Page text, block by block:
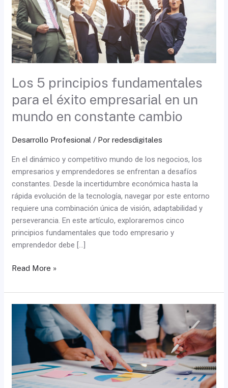
Los 5 principios fundamentales
para el éxito empresarial en un
mundo en constante cambio
Desarrollo Profesional / Porredesdigitales
En el dinámico y competitivo mundo de los negocios, los
empresarios y emprendedores se enfrentan a desafíos
constantes. Desde la incertidumbre económica hasta la
rápida evolución de la tecnología, navegar por este entorno
requiere una combinación única de visión, adaptabilidad y
perseverancia. En este artículo, exploraremos cinco
principios fundamentales que todo empresario y
emprendedor debe […]
éxito
empresarial
en
un
mundo
constante
Read More »
Importancia
procesos
en
la